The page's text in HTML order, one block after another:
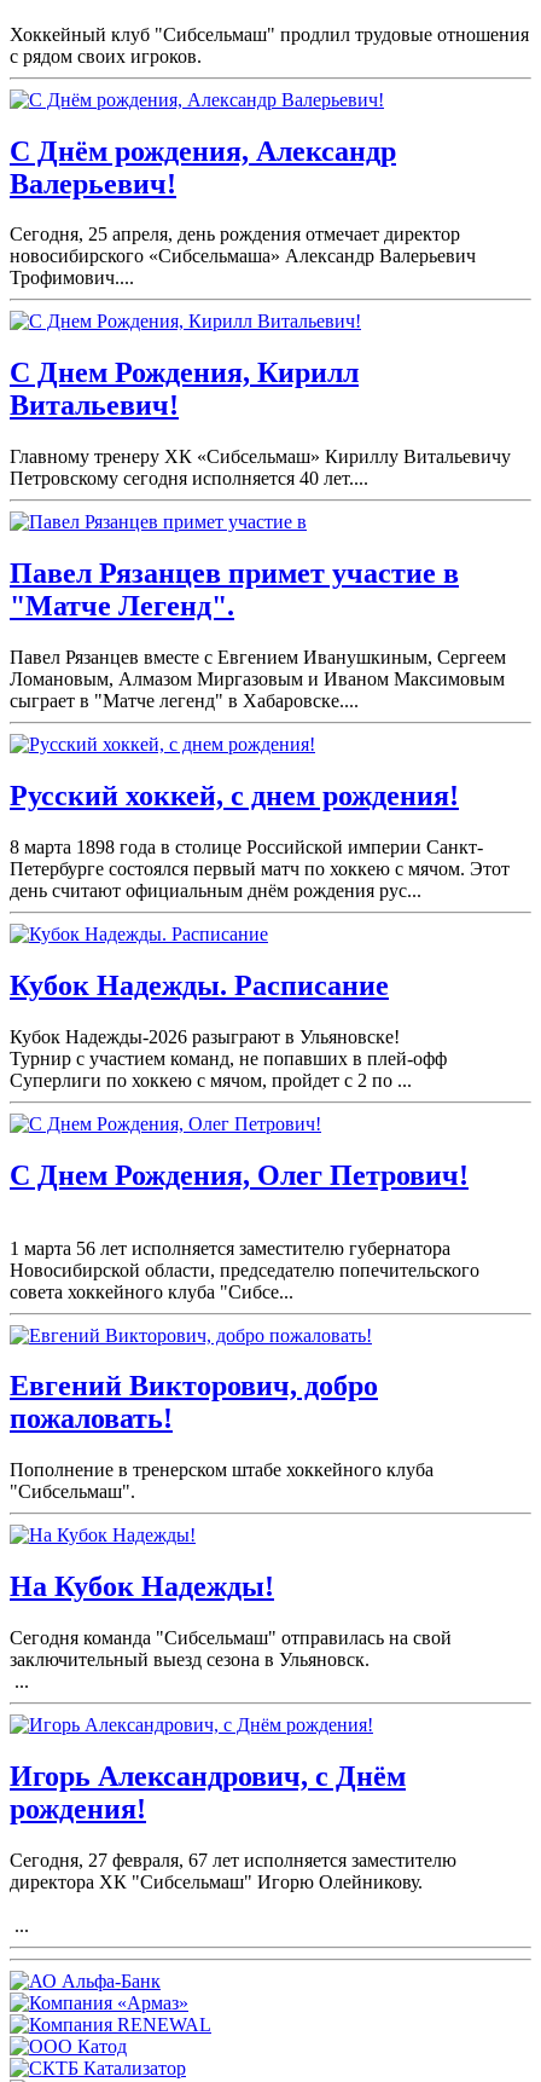
Хоккейный клуб "Сибсельмаш" продлил трудовые отношения
с рядом своих игроков.
С Днём рождения, Александр
Валерьевич!
Сегодня, 25 апреля, день рождения отмечает директор
новосибирского «Сибсельмаша» Александр Валерьевич
Трофимович....
С Днем Рождения, Кирилл
Витальевич!
Главному тренеру ХК «Сибсельмаш» Кириллу Витальевичу
Петровскому сегодня исполняется 40 лет....
Павел Рязанцев примет участие в
"Матче Легенд".
Павел Рязанцев вместе с Евгением Иванушкиным, Сергеем
Ломановым, Алмазом Миргазовым и Иваном Максимовым
сыграет в "Матче легенд" в Хабаровске....
Русский хоккей, с днем рождения!
8 марта 1898 года в столице Российской империи Санкт-
Петербурге состоялся первый матч по хоккею с мячом. Этот
день считают официальным днём рождения рус...
Кубок Надежды. Расписание
Кубок Надежды-2026 разыграют в Ульяновске!
Турнир с участием команд, не попавших в плей-офф
Суперлиги по хоккею с мячом, пройдет с 2 по ...
С Днем Рождения, Олег Петрович!
1 марта 56 лет исполняется заместителю губернатора
Новосибирской области, председателю попечительского
совета хоккейного клуба "Сибсе...
Евгений Викторович, добро
пожаловать!
Пополнение в тренерском штабе хоккейного клуба
"Сибсельмаш".
На Кубок Надежды!
Сегодня команда "Сибсельмаш" отправилась на свой
заключительный выезд сезона в Ульяновск.
...
Игорь Александрович, с Днём
рождения!
Сегодня, 27 февраля, 67 лет исполняется заместителю
директора ХК "Сибсельмаш" Игорю Олейникову.
...